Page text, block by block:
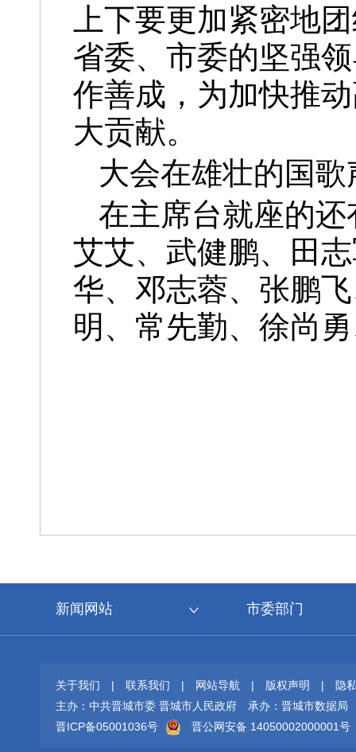
上下要更加紧密地
省委、市委的坚强
作善成，为加快推
大贡献。
大会在雄壮的国
在主席台就座的
艾艾、武健鹏、田
华、邓志蓉、张鹏
明、常先勤、徐尚
新闻网站 市委部门
关于我们 | 联系我们 | 网站导航 | 版权声明 |
隐
主办：中共晋城市委 晋城市人民政府
承办：晋城市数据局
晋ICP备05001036号
晋公网安备 14050002000001号